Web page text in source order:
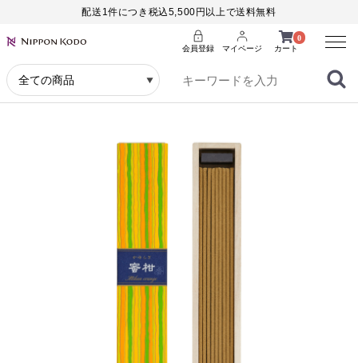
配送1件につき税込5,500円以上で送料無料
0
カート
会員登録 マイページ
Menu